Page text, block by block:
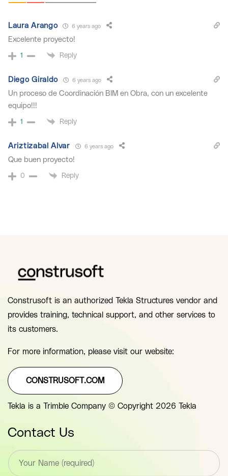
Laura Arango 6 years ago
Excelente proyecto!
1 Reply
Diego Giraldo 6 years ago
Un proceso de Coordinación BIM en Obra, con un excelente
equipo!!!
1 Reply
Ariztizabal Alvar 6 years ago
Que buen proyecto!
0 Reply
Construsoft is an authorized Tekla Structures vendor and
provides training, technical support, and other services to
its customers.
For more information, please visit our website:
CONSTRUSOFT.COM
Tekla is a Trimble Company © Copyright 2026 Tekla
Contact Us
T
e